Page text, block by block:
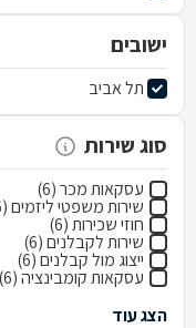
ישובים
תל אביב
סוג שירות
עסקאות מכר (6)
שירות משפטי ליזמים (6)
חוזי שכירות (6)
שירות לקבלנים (6)
ייצוג מול קבלנים (6)
עסקאות קומבינציה (6)
הצג עוד